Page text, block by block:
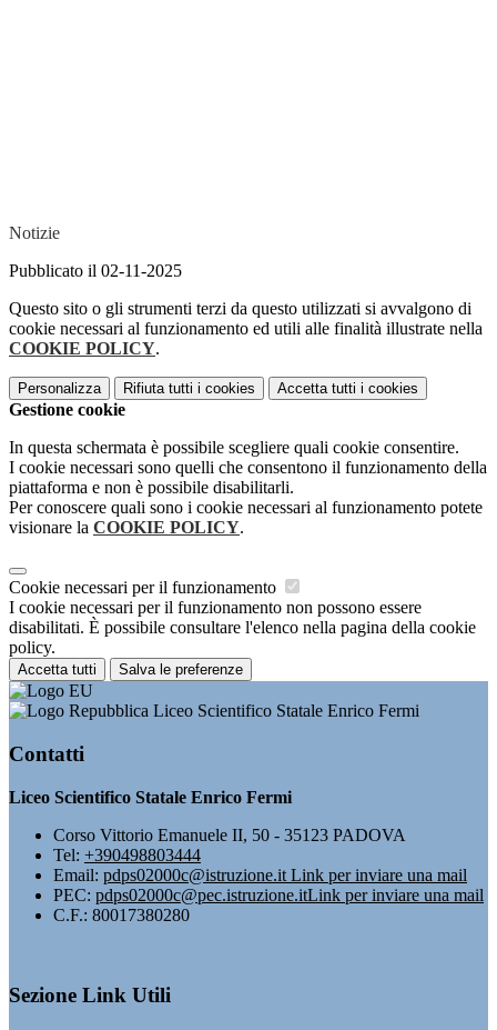
Notizie
Pubblicato il 02-11-2025
Questo sito o gli strumenti terzi da questo utilizzati si avvalgono di
cookie necessari al funzionamento ed utili alle finalità illustrate nella
COOKIE POLICY.
Personalizza Rifiuta tutti i cookies Accetta tutti i cookies
Gestione cookie
In questa schermata è possibile scegliere quali cookie consentire.
I cookie necessari sono quelli che consentono il funzionamento della
piattaforma e non è possibile disabilitarli.
Per conoscere quali sono i cookie necessari al funzionamento potete
visionare la COOKIE POLICY.
Cookie necessari per il funzionamento
I cookie necessari per il funzionamento non possono essere
disabilitati. È possibile consultare l'elenco nella pagina della cookie
policy.
Accetta tutti Salva le preferenze
Liceo Scientifico Statale Enrico Fermi
Contatti
Liceo Scientifico Statale Enrico Fermi
Corso Vittorio Emanuele II, 50 - 35123 PADOVA
Tel: +390498803444
Email: pdps02000c@istruzione.it Link per inviare una mail
PEC: pdps02000c@pec.istruzione.itLink per inviare una mail
C.F.: 80017380280
Sezione Link Utili